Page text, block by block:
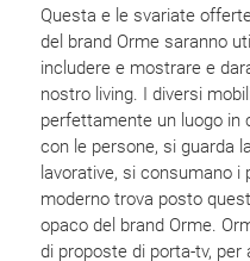
Questa e le svariate
del brand Orme saranno
includere e mostrare e
nostro living. I diversi
perfettamente un luogo in
con le persone, si guarda
lavorative, si consumano
moderno trova posto
opaco del brand Orme.
di proposte di porta-tv,